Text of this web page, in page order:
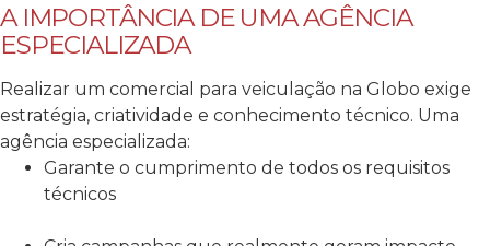
A IMPORTÂNCIA DE UMA AGÊNCIA
ESPECIALIZADA
Realizar um comercial para veiculação na Globo exige
estratégia, criatividade e conhecimento técnico. Uma
agência especializada:
Garante o cumprimento de todos os requisitos
técnicos